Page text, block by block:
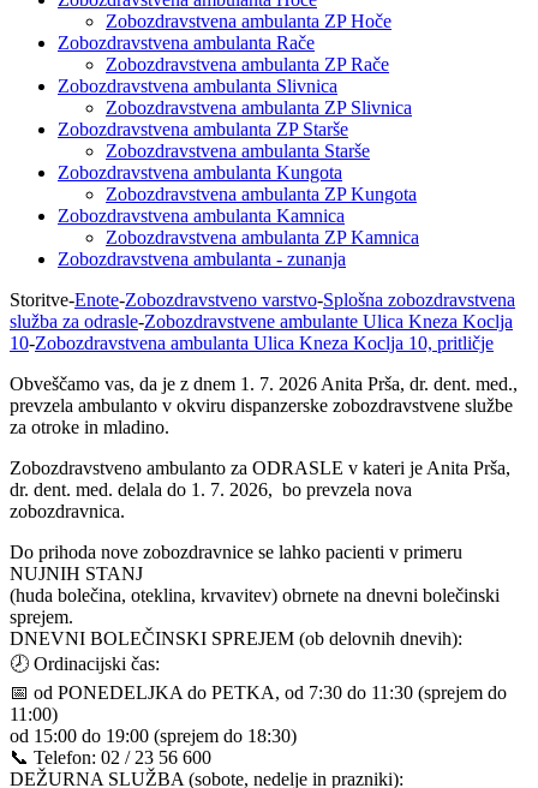
Zobozdravstvena ambulanta ZP Hoče
Zobozdravstvena ambulanta Rače
Zobozdravstvena ambulanta ZP Rače
Zobozdravstvena ambulanta Slivnica
Zobozdravstvena ambulanta ZP Slivnica
Zobozdravstvena ambulanta ZP Starše
Zobozdravstvena ambulanta Starše
Zobozdravstvena ambulanta Kungota
Zobozdravstvena ambulanta ZP Kungota
Zobozdravstvena ambulanta Kamnica
Zobozdravstvena ambulanta ZP Kamnica
Zobozdravstvena ambulanta - zunanja
Storitve-Enote-Zobozdravstveno varstvo-Splošna zobozdravstvena
služba za odrasle-Zobozdravstvene ambulante Ulica Kneza Koclja
10-Zobozdravstvena ambulanta Ulica Kneza Koclja 10, pritličje
Obveščamo vas, da je z dnem 1. 7. 2026 Anita Prša, dr. dent. med.,
prevzela ambulanto v okviru dispanzerske zobozdravstvene službe
za otroke in mladino.
Zobozdravstveno ambulanto za ODRASLE v kateri je Anita Prša,
dr. dent. med. delala do 1. 7. 2026, bo prevzela nova
zobozdravnica.
Do prihoda nove zobozdravnice se lahko pacienti v primeru
NUJNIH STANJ
(huda bolečina, oteklina, krvavitev) obrnete na dnevni bolečinski
sprejem.
DNEVNI BOLEČINSKI SPREJEM (ob delovnih dnevih):
🕗 Ordinacijski čas:
📅 od PONEDELJKA do PETKA, od 7:30 do 11:30 (sprejem do
11:00)
od 15:00 do 19:00 (sprejem do 18:30)
📞 Telefon: 02 / 23 56 600
DEŽURNA SLUŽBA (sobote, nedelje in prazniki):